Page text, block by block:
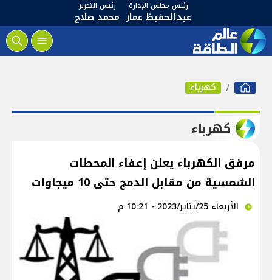
رئيس مجلس الإدارة
عبدالحفيظ عمار
رئيس التحرير
محمد صلاح
كهرباء
كهرباء
مرفق الكهرباء يعلن إعفاء المحطات
الشمسية من مقابل الدمج حتى 10 ميجاوات
الأربعاء 25/يناير/2023 - 10:21 م